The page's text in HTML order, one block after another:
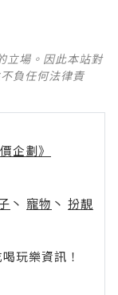
立場。因此本站對
負任何法律責
企劃》
丶 寵物 丶 扮靚
玩樂資訊！